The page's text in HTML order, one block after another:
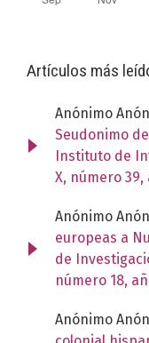
Artículos más
Anónimo
Seudonimo
Instituto de
X, número 39,
Anónimo
europeas a
de
número 18,
Anónimo